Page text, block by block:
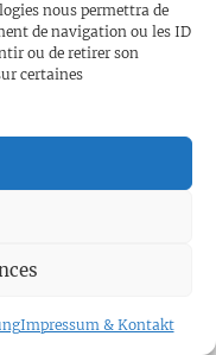
nous permettra de
de navigation ou les ID
ou de retirer son
certaines
Impressum & Kontakt